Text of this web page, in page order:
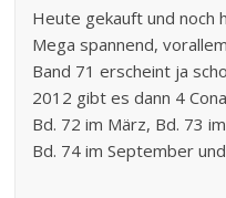
Heute gekauft und noch
Mega spannend,
Band 71 erscheint ja
2012 gibt es dann 4
Bd. 72 im März, Bd. 73 im
Bd. 74 im September